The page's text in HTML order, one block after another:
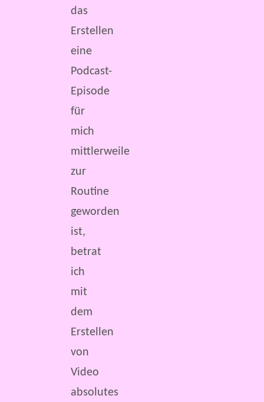
das
Erstellen
eine
Podcast-
Episode
für
mich
mittlerweile
zur
Routine
geworden
ist,
betrat
ich
mit
dem
Erstellen
von
Video
absolutes